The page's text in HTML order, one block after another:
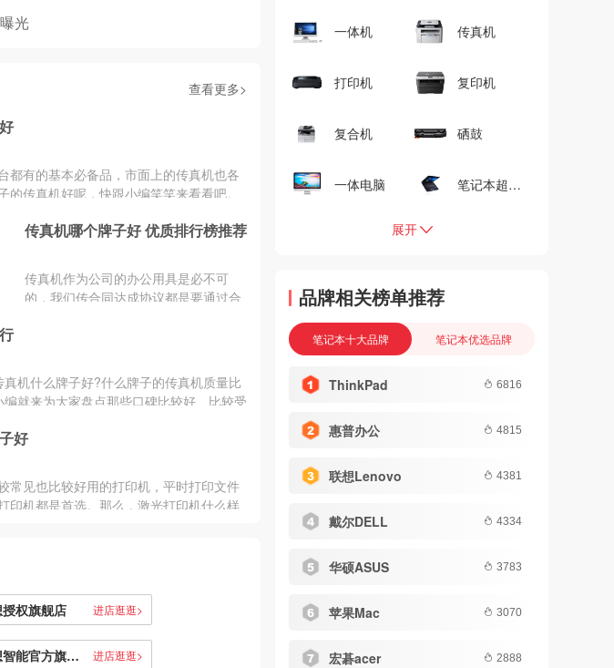
光
查看更多>
都有的基本必备品，市面上的传真机也各
的传真机好呢，快跟小编笑笑来看看吧。
传真机哪个牌子好 优质排行榜推荐
传真机作为公司的办公用具是必不可
的，我们传合同达成协议都是要通过合
机什么牌子好?什么牌子的传真机质量比
就来为大家盘点那些口碑比较好、比较受
好
常见也比较好用的打印机，平时打印文件
印机都是首选。那么，激光打印机什么样
权旗舰店 进店逛逛>
联想智能官方旗舰店 进店逛逛>
一体机 传真机
打印机 复印机
复合机 硒鼓
一体电脑 笔记本超级本
展开
品牌相关榜单推荐
笔记本十大品牌 笔记本优选品牌
ThinkPad 6816
惠普办公 4815
联想Lenovo 4381
戴尔DELL 4334
华硕ASUS 3783
苹果Mac 3070
宏碁acer 2888